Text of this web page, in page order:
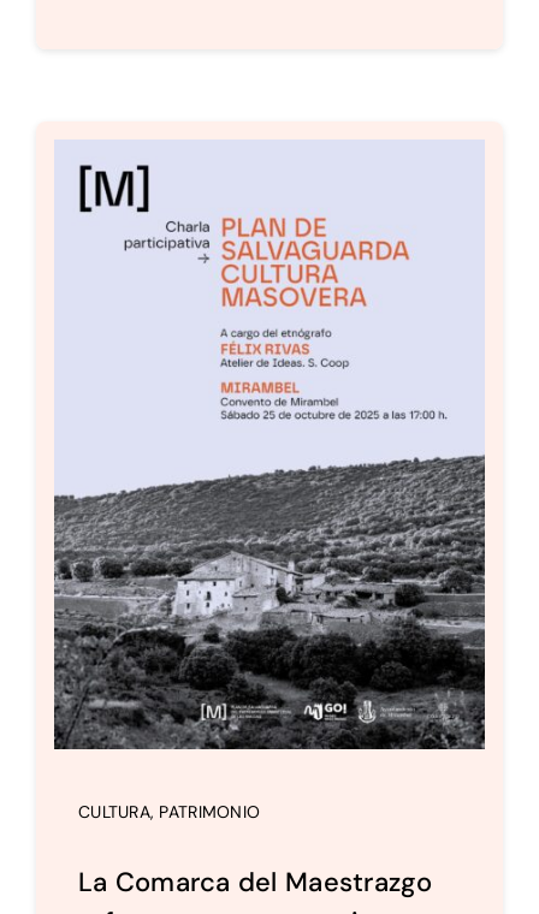
CULTURA, PATRIMONIO
La Comarca del Maestrazgo